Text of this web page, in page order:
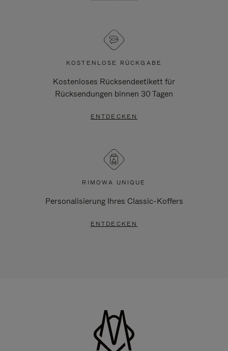
KOSTENLOSE RÜCKGABE
Kostenloses Rücksendeetikett für
Rücksendungen binnen 30 Tagen
ENTDECKEN
RIMOWA UNIQUE
Personalisierung Ihres Classic-Koffers
ENTDECKEN